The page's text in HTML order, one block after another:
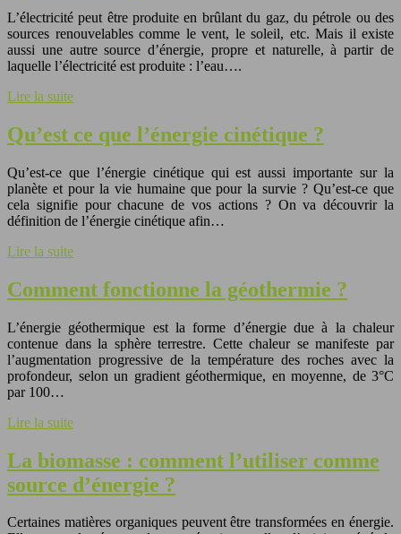
L’électricité peut être produite en brûlant du gaz, du pétrole ou des
sources renouvelables comme le vent, le soleil, etc. Mais il existe
aussi une autre source d’énergie, propre et naturelle, à partir de
laquelle l’électricité est produite : l’eau….
Lire la suite
Qu’est ce que l’énergie cinétique ?
Qu’est-ce que l’énergie cinétique qui est aussi importante sur la
planète et pour la vie humaine que pour la survie ? Qu’est-ce que
cela signifie pour chacune de vos actions ? On va découvrir la
définition de l’énergie cinétique afin…
Lire la suite
Comment fonctionne la géothermie ?
L’énergie géothermique est la forme d’énergie due à la chaleur
contenue dans la sphère terrestre. Cette chaleur se manifeste par
l’augmentation progressive de la température des roches avec la
profondeur, selon un gradient géothermique, en moyenne, de 3°C
par 100…
Lire la suite
La biomasse : comment l’utiliser comme
source d’énergie ?
Certaines matières organiques peuvent être transformées en énergie.